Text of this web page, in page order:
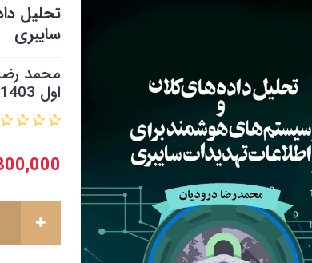
تحلیل
سایبری
اول 1403